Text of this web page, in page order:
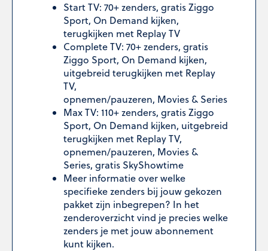
Start TV: 70+ zenders, gratis Ziggo
Sport, On Demand kijken,
terugkijken met Replay TV
Complete TV: 70+ zenders, gratis
Ziggo Sport, On Demand kijken,
uitgebreid terugkijken met Replay
TV,
opnemen/pauzeren, Movies & Series
Max TV: 110+ zenders, gratis Ziggo
Sport, On Demand kijken, uitgebreid
terugkijken met Replay TV,
opnemen/pauzeren, Movies &
Series, gratis SkyShowtime
Meer informatie over welke
specifieke zenders bij jouw gekozen
pakket zijn inbegrepen? In het
zenderoverzicht vind je precies welke
zenders je met jouw abonnement
kunt kijken.